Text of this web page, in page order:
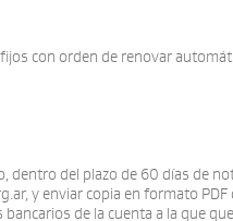
con orden de renovar
del plazo de 60 días de
y enviar copia en formato
de la cuenta a la que